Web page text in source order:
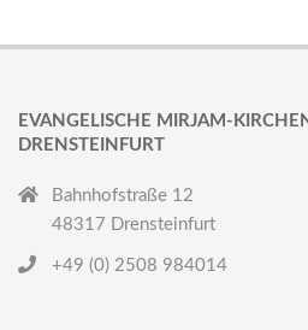
EVANGELISCHE MIRJAM-
DRENSTEINFURT
Bahnhofstraße 12
48317 Drensteinfurt
+49 (0) 2508 984014